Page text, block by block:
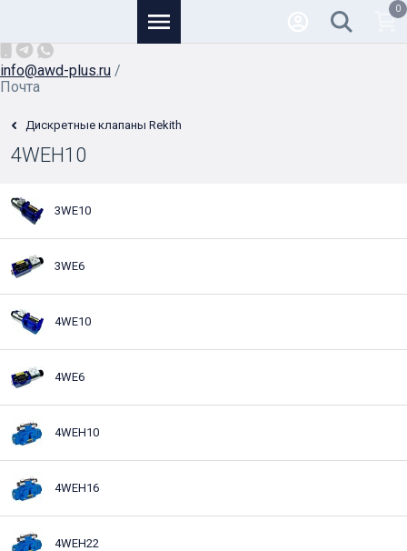
info@awd-plus.ru /
Почта
0
Дискретные клапаны Rekith
4WEH10
3WE10
3WE6
4WE10
4WE6
4WEH10
4WEH16
4WEH22